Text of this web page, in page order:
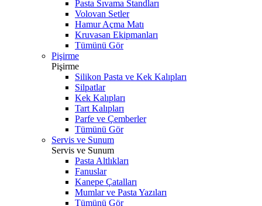
Pasta Sıvama Standları
Volovan Setler
Hamur Açma Matı
Kruvasan Ekipmanları
Tümünü Gör
Pişirme
Pişirme
Silikon Pasta ve Kek Kalıpları
Silpatlar
Kek Kalıpları
Tart Kalıpları
Parfe ve Çemberler
Tümünü Gör
Servis ve Sunum
Servis ve Sunum
Pasta Altlıkları
Fanuslar
Kanepe Çatalları
Mumlar ve Pasta Yazıları
Tümünü Gör